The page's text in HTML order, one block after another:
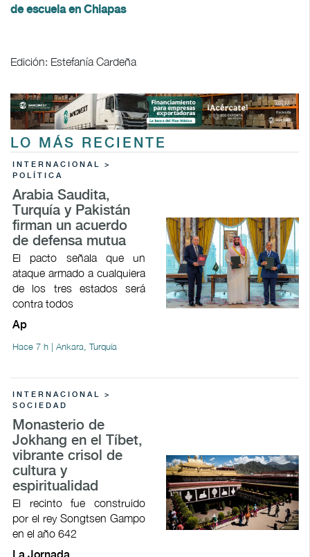
de escuela en Chiapas
Edición: Estefanía Cardeña
LO MÁS RECIENTE
INTERNACIONAL >
POLÍTICA
Arabia Saudita,
Turquía y Pakistán
firman un acuerdo
de defensa mutua
El pacto señala que un
ataque armado a cualquiera
de los tres estados será
contra todos
Ap
Hace 7 h | Ankara, Turquía
INTERNACIONAL >
SOCIEDAD
Monasterio de
Jokhang en el Tíbet,
vibrante crisol de
cultura y
espiritualidad
El recinto fue construido
por el rey Songtsen Gampo
en el año 642